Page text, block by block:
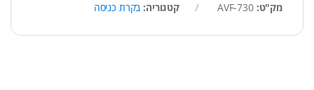
מק"ט:AVF-730 קטגוריה: בקרת כניסה